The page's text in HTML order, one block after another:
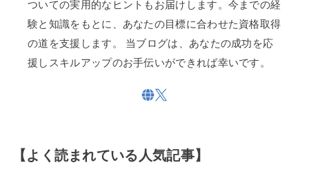
ついての実用的なヒントもお届けします。今までの経
験と知識をもとに、あなたの目標に合わせた資格取得
の道を支援します。 当ブログは、あなたの成功を応
援しスキルアップのお手伝いができれば幸いです。
【よく読まれている人気記事】